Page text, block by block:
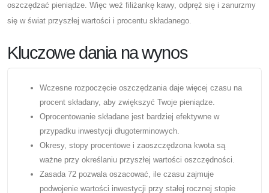
oszczędzać pieniądze. Więc weź filiżankę kawy, odpręż się i zanurzmy
się w świat przyszłej wartości i procentu składanego.
Kluczowe dania na wynos
Wczesne rozpoczęcie oszczędzania daje więcej czasu na
procent składany, aby zwiększyć Twoje pieniądze.
Oprocentowanie składane jest bardziej efektywne w
przypadku inwestycji długoterminowych.
Okresy, stopy procentowe i zaoszczędzona kwota są
ważne przy określaniu przyszłej wartości oszczędności.
Zasada 72 pozwala oszacować, ile czasu zajmuje
podwojenie wartości inwestycji przy stałej rocznej stopie